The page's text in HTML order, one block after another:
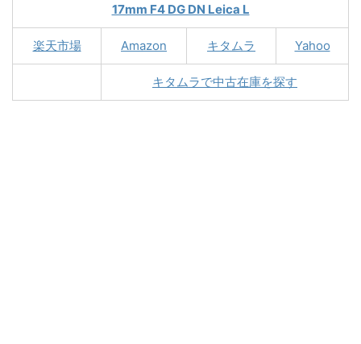
17mm F4 DG DN Leica L
楽天市場 Amazon キタムラ Yahoo
キタムラで中古在庫を探す